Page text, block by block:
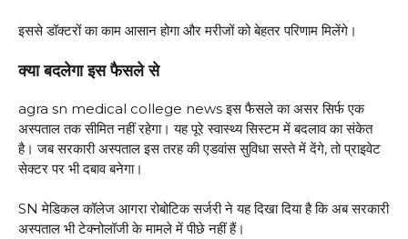
इससे डॉक्टरों का काम आसान होगा और मरीजों को बेहतर परिणाम मिलेंगे।
क्या बदलेगा इस फैसले से
agra sn medical college news इस फैसले का असर सिर्फ एक
अस्पताल तक सीमित नहीं रहेगा। यह पूरे स्वास्थ्य सिस्टम में बदलाव का संकेत
है। जब सरकारी अस्पताल इस तरह की एडवांस सुविधा सस्ते में देंगे, तो प्राइवेट
सेक्टर पर भी दबाव बनेगा।
SN मेडिकल कॉलेज आगरा रोबोटिक सर्जरी ने यह दिखा दिया है कि अब सरकारी
अस्पताल भी टेक्नोलॉजी के मामले में पीछे नहीं हैं।